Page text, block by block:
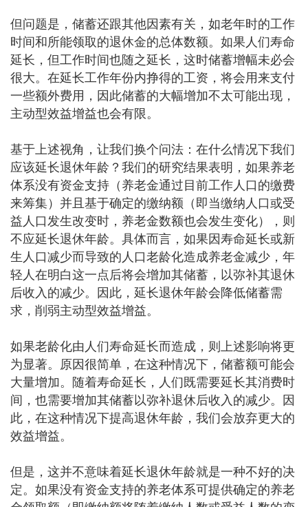
但问题是，储蓄还跟其他因素有关，如老年时的工作
时间和所能领取的退休金的总体数额。如果人们寿命
延长，但工作时间也随之延长，这时储蓄增幅未必会
很大。在延长工作年份内挣得的工资，将会用来支付
一些额外费用，因此储蓄的大幅增加不太可能出现，
主动型效益增益也会有限。
基于上述视角，让我们换个问法：在什么情况下我们
应该延长退休年龄？我们的研究结果表明，如果养老
体系没有资金支持（养老金通过目前工作人口的缴费
来筹集）并且基于确定的缴纳额（即当缴纳人口或受
益人口发生改变时，养老金数额也会发生变化），则
不应延长退休年龄。具体而言，如果因寿命延长或新
生人口减少而导致的人口老龄化造成养老金减少，年
轻人在明白这一点后将会增加其储蓄，以弥补其退休
后收入的减少。因此，延长退休年龄会降低储蓄需
求，削弱主动型效益增益。
如果老龄化由人们寿命延长而造成，则上述影响将更
为显著。原因很简单，在这种情况下，储蓄额可能会
大量增加。随着寿命延长，人们既需要延长其消费时
间，也需要增加其储蓄以弥补退休后收入的减少。因
此，在这种情况下提高退休年龄，我们会放弃更大的
效益增益。
但是，这并不意味着延长退休年龄就是一种不好的决
定。如果没有资金支持的养老体系可提供确定的养老